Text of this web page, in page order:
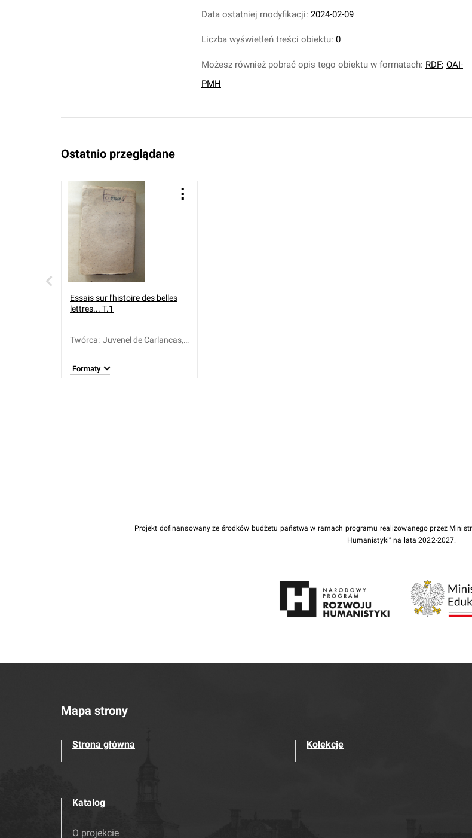
Data ostatniej modyfikacji: 2024-02-09
Liczba wyświetleń treści obiektu: 0
Możesz również pobrać opis tego obiektu w formatach: RDF; OAI-
PMH
Ostatnio przeglądane
Essais sur l'histoire des belles
lettres... T.1
Twórca: Juvenel de Carlancas,
Formaty
Projekt dofinansowany ze środków budżetu państwa w ramach programu realizowanego przez
Humanistyki” na lata 2022-2027.
Mapa strony
Strona główna Kolekcje
Katalog
O projekcie